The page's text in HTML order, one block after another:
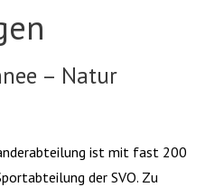
– Natur
ist mit fast 200
der SVO. Zu